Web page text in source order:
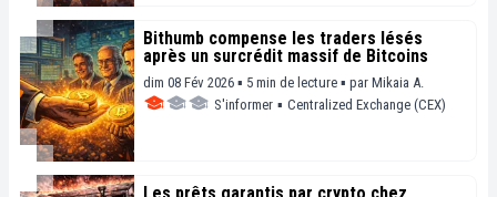
Bithumb compense les traders lésés
après un surcrédit massif de Bitcoins
dim 08 Fév 2026 ▪ 5 min de lecture ▪ par Mikaia A.
S'informer ▪ Centralized Exchange (CEX)